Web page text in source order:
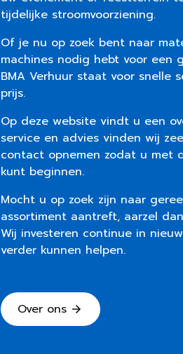
tijdelijke stroomvoorziening.
Of je nu op zoek bent naar
machines nodig hebt voor een
BMA Verhuur staat voor snelle
prijs.
Op deze website vindt u een
service en advies vinden wij
contact opnemen zodat u met
kunt beginnen.
Mocht u op zoek zijn naar
assortiment aantreft, aarzel
Wij investeren continue in
verder kunnen helpen.
Over ons